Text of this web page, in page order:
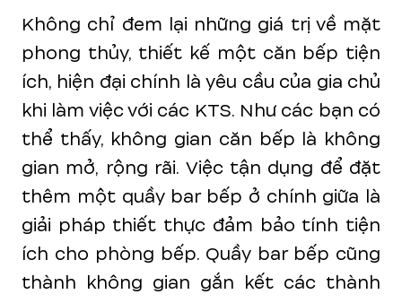
Không chỉ đem lại những giá trị về mặt
phong thủy, thiết kế một căn bếp tiện
ích, hiện đại chính là yêu cầu của gia chủ
khi làm việc với các KTS. Như các bạn có
thể thấy, không gian căn bếp là không
gian mở, rộng rãi. Việc tận dụng để đặt
thêm một quầy bar bếp ở chính giữa là
giải pháp thiết thực đảm bảo tính tiện
ích cho phòng bếp. Quầy bar bếp cũng
thành không gian gắn kết các thành